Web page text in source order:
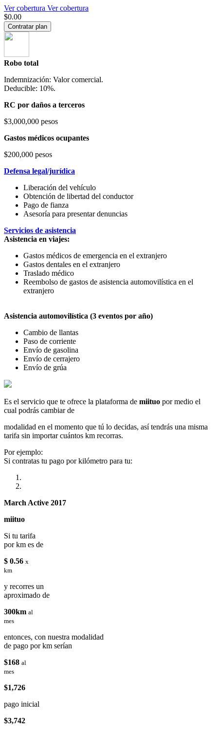
Ver cobertura Ver cobertura
$0.00
Contratar plan
Robo total
Indemnización: Valor comercial.
Deducible: 10%.
RC por daños a terceros
$3,000,000 pesos
Gastos médicos ocupantes
$200,000 pesos
Defensa legal/jurídica
Liberación del vehículo
Obtención de libertad del conductor
Pago de fianza
Asesoría para presentar denuncias
Servicios de asistencia
Asistencia en viajes:
Gastos médicos de emergencia en el extranjero
Gastos dentales en el extranjero
Traslado médico
Reembolso de gastos de asistencia automovilística en el
extranjero
Asistencia automovilística (3 eventos por año)
Cambio de llantas
Paso de corriente
Envío de gasolina
Envío de cerrajero
Envío de grúa
Es el servicio que te ofrece la plataforma de miituo por medio el
cual podrás cambiar de
modalidad en el momento que tú lo decidas, así tendrás una misma
tarifa sin importar cuántos km recorras.
Por ejemplo:
Si contratas tu pago por kilómetro para tu:
March Active 2017
miituo
Si tu tarifa
por km es de
$ 0.56 x
km
y recorres un
aproximado de
300km al
mes
entonces, con nuestra modalidad
de pago por km serían
$168 al
mes
$1,726
pago inicial
$3,742